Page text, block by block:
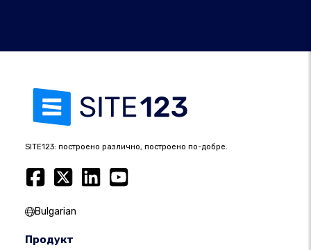
SITE123: построено различно, построено по-добре.
Bulgarian
Продукт